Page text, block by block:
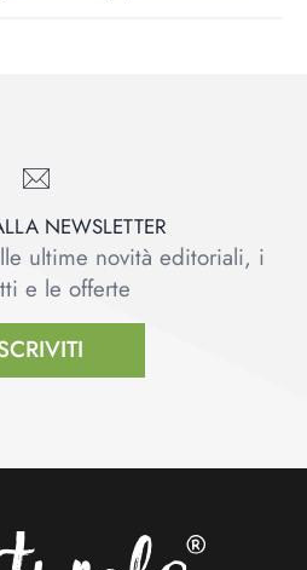
NEWSLETTER
ultime novità editoriali, i
e le offerte